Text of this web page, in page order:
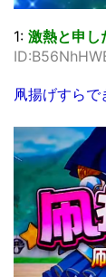
1: 激熱と申し
凧揚げすらで